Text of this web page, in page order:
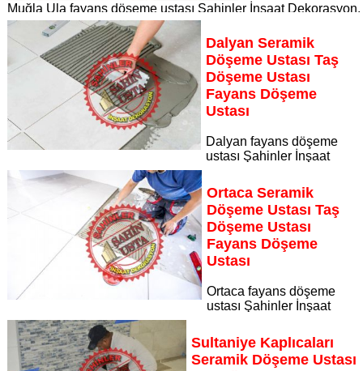
Muğla Ula fayans döşeme ustası Şahinler İnşaat Dekorasyon,
zeminlerinizi sanat eseri gibi işleyen uzman kadrosuyla Muğla
Ula bölgesine özel hizmet sunuyor
Sayfaya Git
Dalyan Seramik
Döşeme Ustası Taş
Döşeme Ustası
Fayans Döşeme
Ustası
Dalyan fayans döşeme
ustası Şahinler İnşaat
Dekorasyon, zeminlerinizi sanat eseri gibi işleyen uzman
kadrosuyla Dalyan bölgesine özel hizmet sunuyor Dalyan
seramik döşeme ustası taş döşeme ustası fayans döşeme
Sayfaya Git
Ortaca Seramik
Döşeme Ustası Taş
Döşeme Ustası
Fayans Döşeme
Ustası
Ortaca fayans döşeme
ustası Şahinler İnşaat
Dekorasyon, zeminlerinizi sanat eseri gibi işleyen uzman
kadrosuyla Ortaca bölgesine özel hizmet sunuyor Ortaca
seramik döşeme ustası taş döşeme ustası fayans döşeme
ustası
Sultaniye Kaplıcaları
Seramik Döşeme Ustası